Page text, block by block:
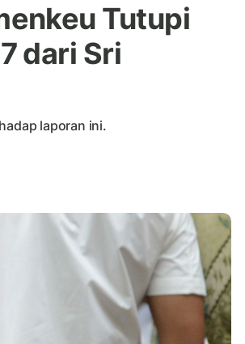
Tutupi
dari Sri
laporan ini.